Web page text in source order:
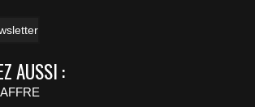
AUSSI :